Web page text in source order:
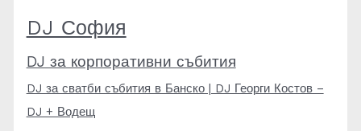
DJ София
DJ за корпоративни събития
DJ за сватби събития в Банско | DJ Георги Костов –
DJ + Водещ